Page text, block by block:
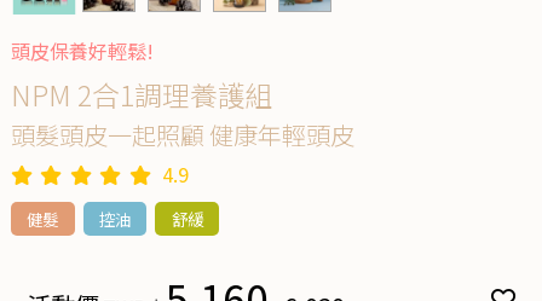
頭皮保養好輕鬆!
NPM 2合1調理養護組
頭髮頭皮一起照顧 健康年輕頭皮
4.9
健髮 控油 舒緩